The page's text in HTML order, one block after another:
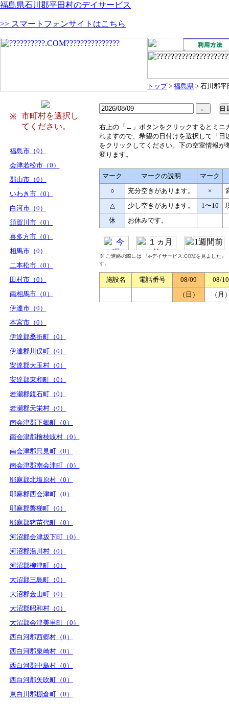
福島県石川郡平田村のデイサービス
>> スマートフォンサイトはこちら
トップ> 福島県 > 石川郡平
※
市町村を選択し
てください。
福島市（0）
会津若松市（0）
郡山市（0）
いわき市（0）
白河市（0）
須賀川市（0）
喜多方市（0）
相馬市（0）
二本松市（0）
田村市（0）
南相馬市（0）
伊達市（0）
本宮市（0）
伊達郡桑折町（0）
伊達郡川俣町（0）
安達郡大玉村（0）
安達郡東和町（0）
岩瀬郡鏡石町（0）
岩瀬郡天栄村（0）
南会津郡下郷町（0）
南会津郡檜枝岐村（0）
南会津郡只見町（0）
南会津郡南会津町（0）
耶麻郡北塩原村（0）
耶麻郡西会津町（0）
耶麻郡磐梯町（0）
耶麻郡猪苗代町（0）
河沼郡会津坂下町（0）
河沼郡湯川村（0）
河沼郡柳津町（0）
大沼郡三島町（0）
大沼郡金山町（0）
大沼郡昭和村（0）
大沼郡会津美里町（0）
西白河郡西郷村（0）
西白河郡泉崎村（0）
西白河郡中島村（0）
西白河郡矢吹町（0）
東白川郡棚倉町（0）
右上の「←」ボタンをクリックするとミニ
れますので、希望の日付けを選択して「日
をクリックしてください。下の空室情報が
変ります。
マーク マークの説明
マーク
○
充分空きがあります。 ×
△
少し空きがあります。 1〜10
休
お休みです。
※ ご連絡の際には 『e-デイサービス.COMを見ました
す。
施設名 電話番号 08/09
08/10
（日）
（月